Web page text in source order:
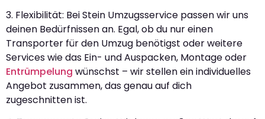
3. Flexibilität: Bei Stein Umzugsservice passen wir uns
deinen Bedürfnissen an. Egal, ob du nur einen
Transporter für den Umzug benötigst oder weitere
Services wie das Ein- und Auspacken, Montage oder
Entrümpelung wünschst – wir stellen ein individuelles
Angebot zusammen, das genau auf dich
zugeschnitten ist.